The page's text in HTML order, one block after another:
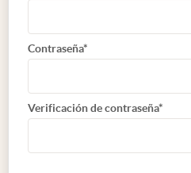
Contraseña*
Verificación de contraseña*